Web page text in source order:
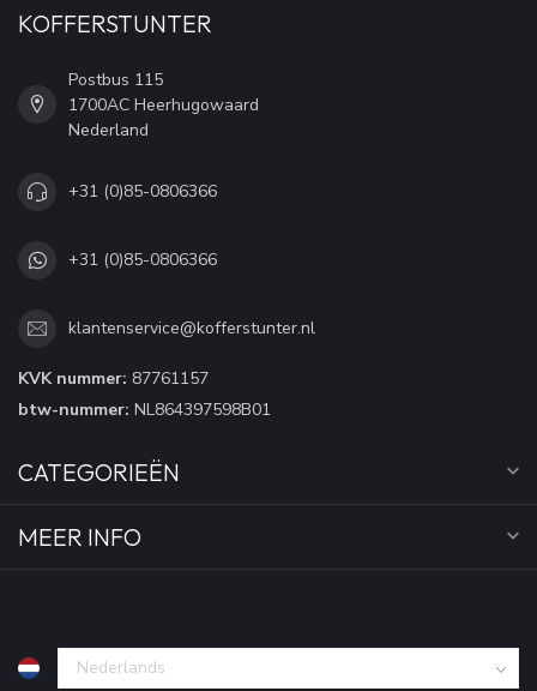
KOFFERSTUNTER
Postbus 115
1700AC Heerhugowaard
Nederland
+31 (0)85-0806366
+31 (0)85-0806366
klantenservice@kofferstunter.nl
KVK nummer: 87761157
btw-nummer: NL864397598B01
CATEGORIEËN
MEER INFO